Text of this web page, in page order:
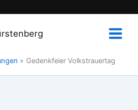
Gedenkfeier Volkstrauertag